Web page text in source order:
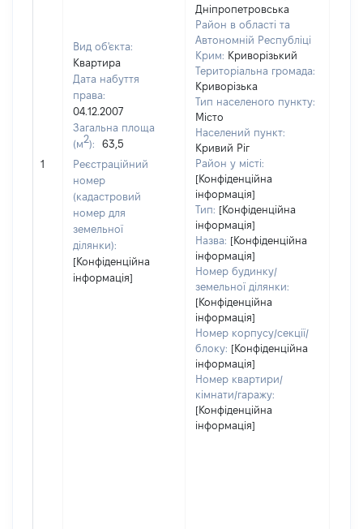
1
Вид об'єкта:
Квартира
Дата набуття
права:
04.12.2007
Загальна площа
(м2):
63,5
Реєстраційний
номер
(кадастровий
номер для
земельної
ділянки):
[Конфіденційна
інформація]
Дніпропетровська
Район в області та
Автономній Республіці
Крим: Криворізький
Територіальна громада:
Криворізька
Тип населеного пункту:
Місто
Населений пункт:
Кривий Ріг
Район у місті:
[Конфіденційна
інформація]
Тип: [Конфіденційна
інформація]
Назва: [Конфіденційна
інформація]
Номер будинку/
земельної ділянки:
[Конфіденційна
інформація]
Номер корпусу/секції/
блоку: [Конфіденційна
інформація]
Номер квартири/
кімнати/гаражу:
[Конфіденційна
інформація]